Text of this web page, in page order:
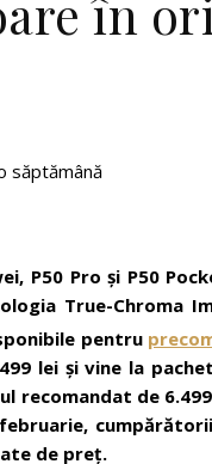
în
săptămână
P50 Pro și P50
True-Chroma
pentru
lei și vine la pachet
recomandat de
februarie,
de preț.